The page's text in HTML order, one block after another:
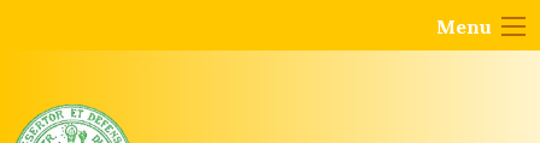
Menu